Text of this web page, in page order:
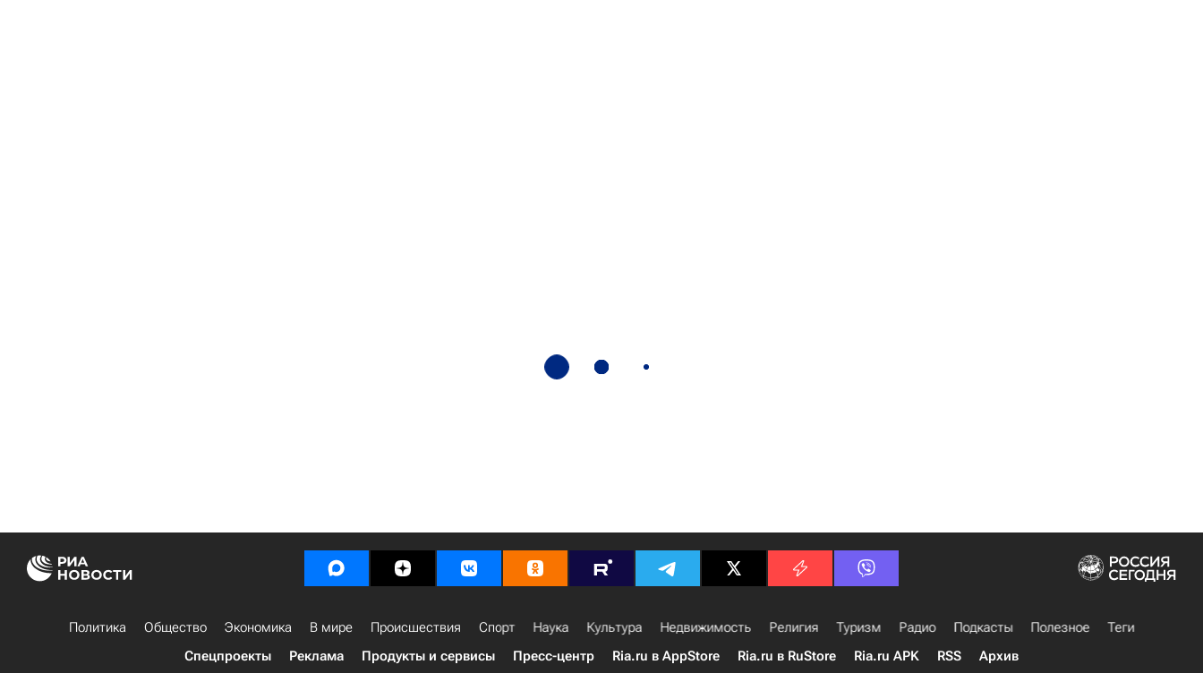
Политика Общество Экономика В мире Происшествия Спорт Наука Культура Недвижимость Религия Туризм Радио Подкасты Полезное
Теги
Спецпроекты
Реклама Продукты и сервисы Пресс-центр Ria.ru в AppStore Ria.ru в RuStore Ria.ru APK RSS Архив